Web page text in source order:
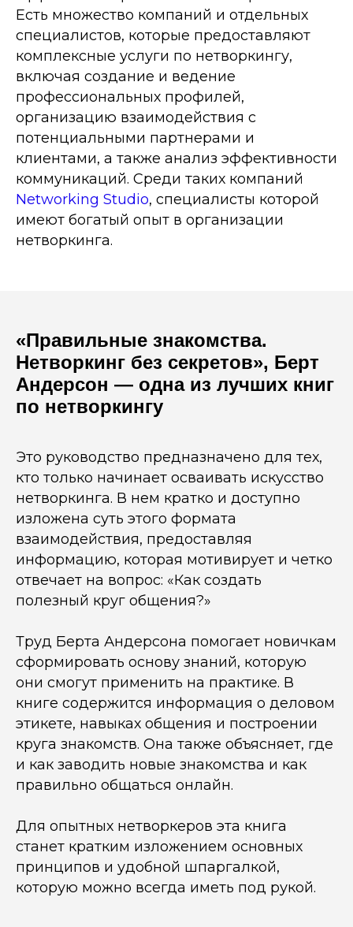
Есть множество компаний и отдельных
специалистов, которые предоставляют
комплексные услуги по нетворкингу,
включая создание и ведение
профессиональных профилей,
организацию взаимодействия с
потенциальными партнерами и
клиентами, а также анализ эффективности
коммуникаций. Среди таких компаний
Networking Studio, специалисты которой
имеют богатый опыт в организации
нетворкинга.
«Правильные знакомства.
Нетворкинг без секретов», Берт
Андерсон — одна из лучших книг
по нетворкингу
Это руководство предназначено для тех,
кто только начинает осваивать искусство
нетворкинга. В нем кратко и доступно
изложена суть этого формата
взаимодействия, предоставляя
информацию, которая мотивирует и четко
отвечает на вопрос: «Как создать
полезный круг общения?»
Труд Берта Андерсона помогает новичкам
сформировать основу знаний, которую
они смогут применить на практике. В
книге содержится информация о деловом
этикете, навыках общения и построении
круга знакомств. Она также объясняет, где
и как заводить новые знакомства и как
правильно общаться онлайн.
Для опытных нетворкеров эта книга
станет кратким изложением основных
принципов и удобной шпаргалкой,
которую можно всегда иметь под рукой.